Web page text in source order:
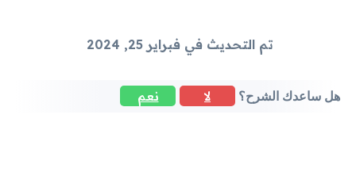
تم التحديث في فبراير 25, 2024
هل ساعدك الشرح؟ لا نعم